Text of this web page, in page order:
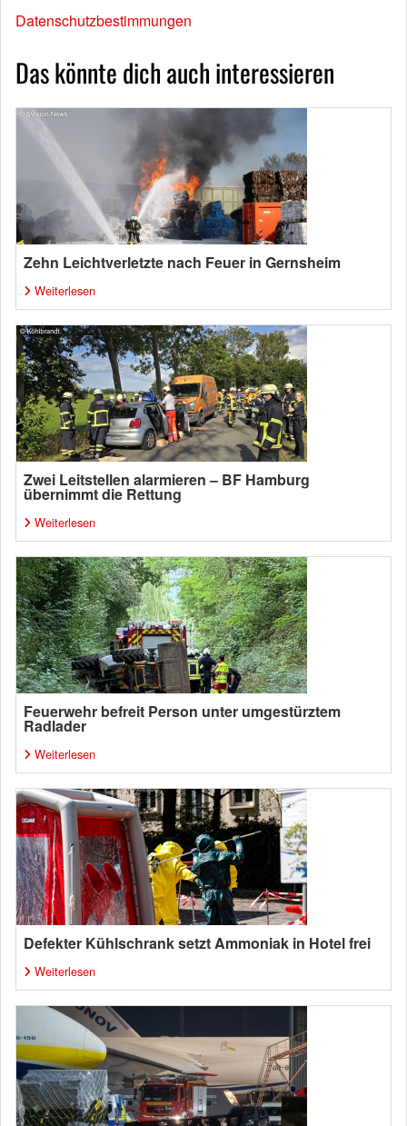
Datenschutzbestimmungen
Das könnte dich auch interessieren
Zehn Leichtverletzte nach Feuer in Gernsheim
Weiterlesen
Zwei Leitstellen alarmieren – BF Hamburg
übernimmt die Rettung
Weiterlesen
Feuerwehr befreit Person unter umgestürztem
Radlader
Weiterlesen
Defekter Kühlschrank setzt Ammoniak in Hotel frei
Weiterlesen